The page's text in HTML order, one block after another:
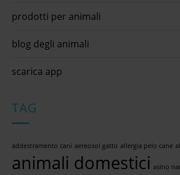
prodotti per animali
blog degli animali
scarica app
TAG
addestramento cani aereosol gatto allergia pelo cane
animali domestici asino